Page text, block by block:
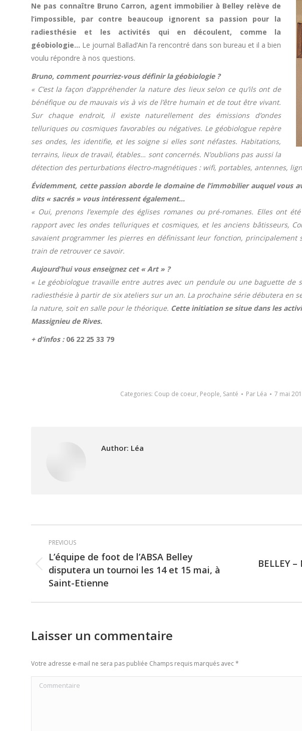
Ne pas connaître Bruno Carron, agent immobilier à Belley relève de
l’impossible, par contre beaucoup ignorent sa passion pour la
radiesthésie et les activités qui en découlent, comme la
géobiologie… Le journal Ballad’Ain l’a rencontré dans son bureau et il a bien
voulu répondre à nos questions.
Bruno, comment pourriez-vous définir la géobiologie ?
« C’est la façon d’appréhender la nature des lieux selon ce qu’ils ont de
bénéfique ou de mauvais vis à vis de l’être humain et de tout être vivant.
Sur chaque endroit, il existe naturellement des émissions d’ondes
telluriques ou cosmiques favorables ou négatives. Le géobiologue repère
ses ondes, les identifie, et les soigne si elles sont néfastes. Habitations,
terrains, lieux de travail, étables… sont concernés. N’oublions pas aussi la
détection des perturbations électro-magnétiques : wifi, portables, antennes,
Évidemment, cette passion aborde le domaine de l’immobilier auquel vous
dits « sacrés » vous intéressent également…
« Oui, prenons l’exemple des églises romanes ou pré-romanes. Elles ont
rapport avec les ondes telluriques et cosmiques, et les anciens bâtisseurs,
savaient programmer les pierres en définissant leur fonction, principalement
train de retrouver ce savoir.
Aujourd’hui vous enseignez cet « Art » ?
« Le géobiologue travaille entre autres avec un pendule ou une baguette de
radiesthésie à partir de six ateliers sur un an. La prochaine série débutera en
la nature, soit en salle pour le théorique. Cette initiation se situe dans les
Massignieu de Rives.
+ d’infos :06 22 25 33 79
Categories: Coup de coeur, People, Santé Par Léa 7 mai
Author: Léa
Post
navigation
PREVIOUS
Previous
post:
L’équipe de foot de l’ABSA Belley
disputera un tournoi les 14 et 15 mai, à
Saint-Etienne
Next
BELLEY
Laisser un commentaire
Votre adresse e-mail ne sera pas publiée Champs requis marqués avec*
Commentaire